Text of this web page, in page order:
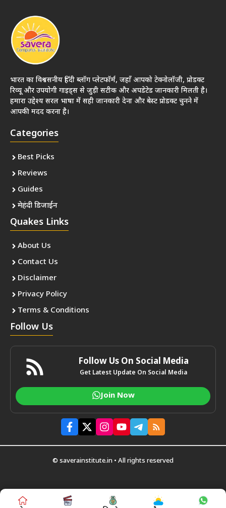
भारत का विश्वसनीय हिंदी ब्लॉग प्लेटफॉर्म, जहाँ आपको टेक्नोलॉजी, प्रोडक्ट
रिव्यू और उपयोगी गाइड्स से जुड़ी सटीक और अपडेटेड जानकारी मिलती है।
हमारा उद्देश्य सरल भाषा में सही जानकारी देना और बेस्ट प्रोडक्ट चुनने में
आपकी मदद करना है।
Categories
Best Picks
Reviews
Guides
मेहंदी डिजाईन
Quakes Links
About Us
Contact Us
Disclaimer
Privacy Policy
Terms & Conditions
Follow Us
Follow Us On Social Media
Get Latest Update On Social Media
Join Now
© saverainstitute.in • All rights reserved